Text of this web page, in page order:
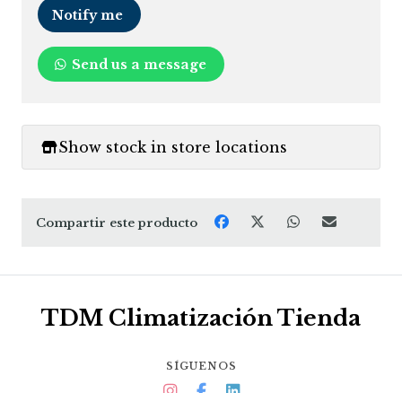
Notify me
Send us a message
Show stock in store locations
Compartir este producto
TDM Climatización Tienda
SÍGUENOS